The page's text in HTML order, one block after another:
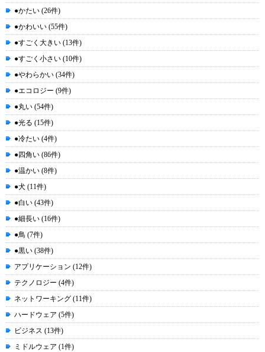
●かたい (26件)
●かわいい (55件)
●すごく大きい (13件)
●すごく小さい (10件)
●やわらかい (34件)
●エコロジー (9件)
●丸い (54件)
●光る (15件)
●冷たい (4件)
●四角い (86件)
●温かい (8件)
●犬 (11件)
●白い (43件)
●細長い (16件)
●鳥 (7件)
●黒い (38件)
アプリケーション (12件)
テクノロジー (4件)
ネットワーキング (11件)
ハードウェア (5件)
ビジネス (13件)
ミドルウェア (1件)